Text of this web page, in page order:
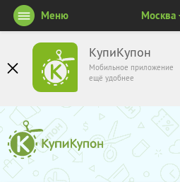
КупиКупон
Мобильное приложение
ещё удобнее
Меню Москва